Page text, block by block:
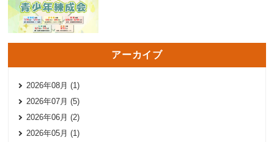
アーカイブ
2026年08月 (1)
2026年07月 (5)
2026年06月 (2)
2026年05月 (1)